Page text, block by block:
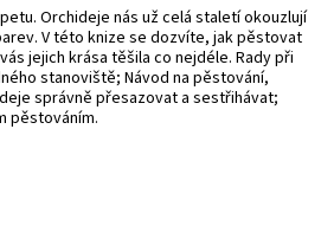
Orchideje nás už celá staletí okouzlují
V této knize se dozvíte, jak pěstovat
jejich krása těšila co nejdéle. Rady při
stanoviště; Návod na pěstování,
správně přesazovat a sestřihávat;
pěstováním.